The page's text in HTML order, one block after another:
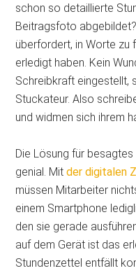
schon so detaillierte
Beitragsfoto
überfordert, in Worte zu
erledigt haben. Kein
Schreibkraft eingestellt,
Stuckateur. Also
und widmen sich ihrem
Die Lösung für
genial. Mitder digitalen
müssen Mitarbeiter
einem Smartphone
den sie gerade
auf dem Gerät ist das
Stundenzettel entfällt